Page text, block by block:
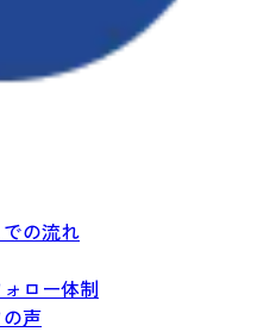
の流れ
ロー体制
声